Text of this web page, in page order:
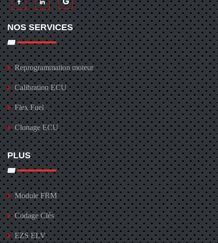
NOS SERVICES
Reprogrammation moteur
Calibration ECU
Flex Fuel
Clonage ECU
PLUS
Module FRM
Codage Clés
EZS ELV